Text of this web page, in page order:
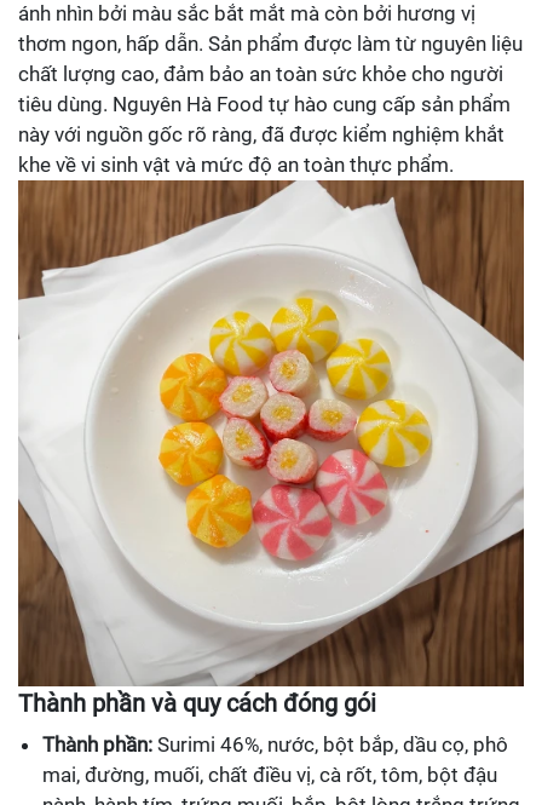
ánh nhìn bởi màu sắc bắt mắt mà còn bởi hương vị
thơm ngon, hấp dẫn. Sản phẩm được làm từ nguyên liệu
chất lượng cao, đảm bảo an toàn sức khỏe cho người
tiêu dùng. Nguyên Hà Food tự hào cung cấp sản phẩm
này với nguồn gốc rõ ràng, đã được kiểm nghiệm khắt
khe về vi sinh vật và mức độ an toàn thực phẩm.
Thành phần và quy cách đóng gói
Thành phần: Surimi 46%, nước, bột bắp, dầu cọ, phô
mai, đường, muối, chất điều vị, cà rốt, tôm, bột đậu